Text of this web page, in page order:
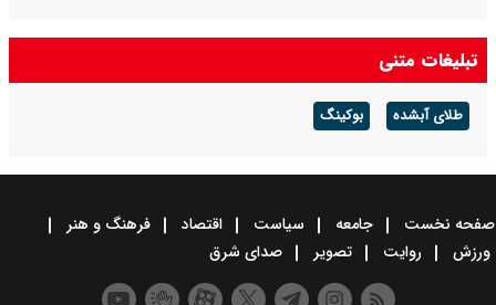
تبلیغات متنی
طلای آبشده بوکینگ
صفحه نخست جامعه سیاست اقتصاد
فرهنگ و هنر
ورزش
روایت تصویر صدای شرق